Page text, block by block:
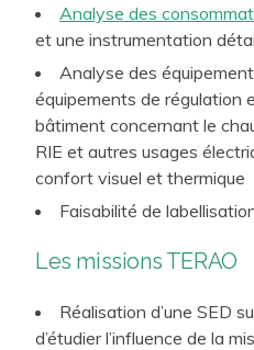
bas carbone,efficacité
ressources et de
Aujourd’hui, ces
RE2020 pour les Projets
pour les projets rénovés.
Analyse des
et une instrumentation
Analyse des
équipements de régulation
bâtiment concernant le
RIE et autres usages
confort visuel et thermique
Faisabilité de
Les missions TERAO
Réalisation d’une SED
d’étudier l’influence de la